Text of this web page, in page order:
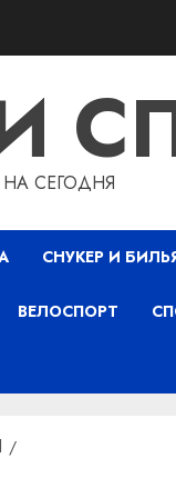
СЕГОДНЯ
СНУКЕР И
ВЕЛОСПОРТ